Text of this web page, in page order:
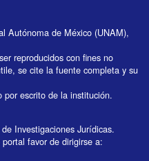
Autónoma de México (UNAM),
reproducidos con fines no
se cite la fuente completa y su
por escrito de la institución.
Investigaciones Jurídicas.
favor de dirigirse a: